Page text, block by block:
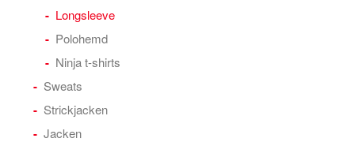
Longsleeve
Polohemd
Ninja t-shirts
Sweats
Strickjacken
Jacken